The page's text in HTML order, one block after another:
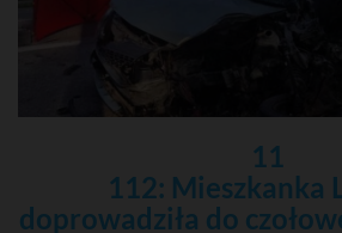
11
112: Mieszkanka
doprowadziła do